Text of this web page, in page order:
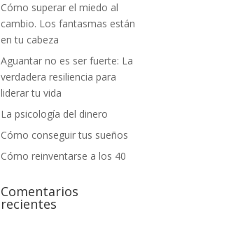
Cómo superar el miedo al
cambio. Los fantasmas están
en tu cabeza
Aguantar no es ser fuerte: La
verdadera resiliencia para
liderar tu vida
La psicología del dinero
Cómo conseguir tus sueños
Cómo reinventarse a los 40
Comentarios
recientes